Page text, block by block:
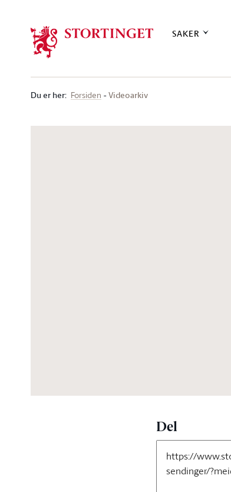
SAKER
Du er her: Forsiden Videoarkiv
Del